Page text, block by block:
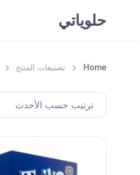
حلوياتي
Home تصنيفات المنتج